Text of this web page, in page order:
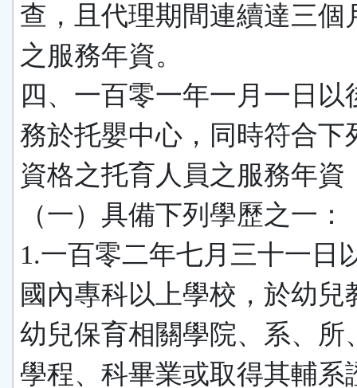
查，且代理期間連續達三個
之服務年資。
四、一百零一年一月一日以
務於托嬰中心，同時符合下
資格之托育人員之服務年資
（一）具備下列學歷之一：
1.一百零二年七月三十一日
國內專科以上學校，於幼兒
幼兒保育相關學院、系、所
學程、科畢業或取得其輔系